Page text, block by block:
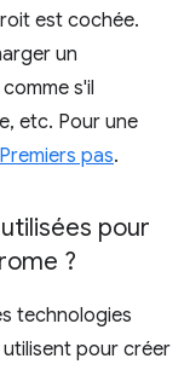
est cochée.
un
s'il
etc. Pour une
Premiers pas.
pour
?
technologies
pour créer